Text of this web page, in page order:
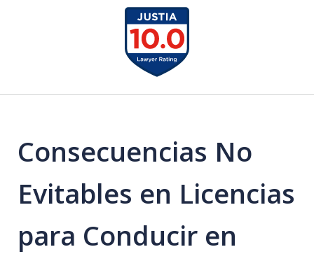
¿Herido en un Accidente de Coche o
Choque de Motocicleta? ¿Perdiste a un
Ser Querido en una Muerte Injusta?
Consecuencias No
Evitables en Licencias
para Conducir en